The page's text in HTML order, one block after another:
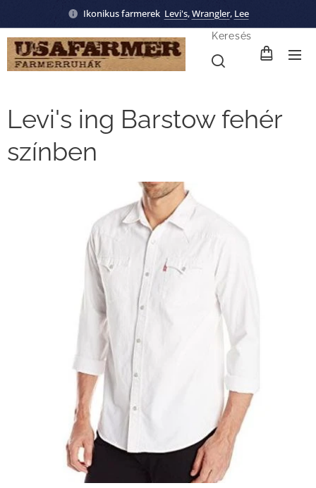
Ikonikus farmerek Levi's,Wrangler, Lee
Keresés
Levi's ing Barstow fehér
színben
Levi's ing Barstow fehér színben zseb